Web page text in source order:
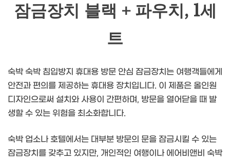
잠금장치 블랙 + 파우치, 1세
트
숙박 숙박 침입방지 휴대용 방문 안심 잠금장치는 여행객들에게
안전과 편의를 제공하는 휴대용 장치입니다. 이 제품은 올인원
디자인으로써 설치와 사용이 간편하며, 방문을 열어닫을 때 발
생할 수 있는 위험을 최소화합니다.
숙박 업소나 호텔에서는 대부분 방문의 문을 잠금시킬 수 있는
잠금장치를 갖추고 있지만, 개인적인 여행이나 에어비앤비 숙박